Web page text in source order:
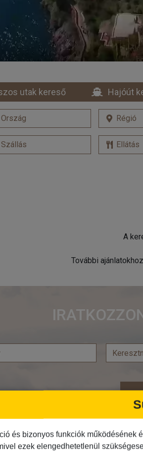
utak kereső Hajóút
A
További
és bizonyos funkciók működésének
ezek elengedhetetlenül